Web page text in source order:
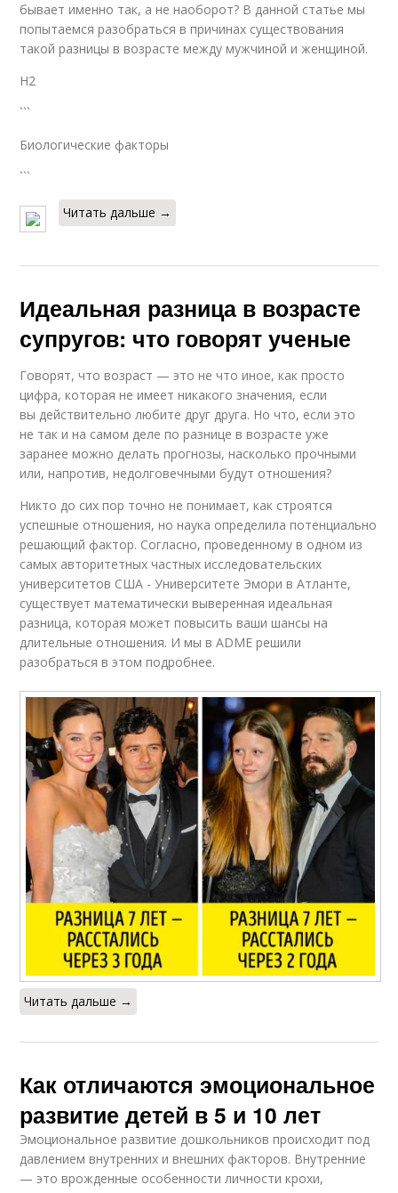
бывает именно так, а не наоборот? В данной статье мы
попытаемся разобраться в причинах существования
такой разницы в возрасте между мужчиной и женщиной.
H2
```
Биологические факторы
```
Читать дальше →
Идеальная разница в возрасте
супругов: что говорят ученые
Говорят, что возраст — это не что иное, как просто
цифра, которая не имеет никакого значения, если
вы действительно любите друг друга. Но что, если это
не так и на самом деле по разнице в возрасте уже
заранее можно делать прогнозы, насколько прочными
или, напротив, недолговечными будут отношения?
Никто до сих пор точно не понимает, как строятся
успешные отношения, но наука определила потенциально
решающий фактор. Согласно, проведенному в одном из
самых авторитетных частных исследовательских
университетов США - Университете Эмори в Атланте,
существует математически выверенная идеальная
разница, которая может повысить ваши шансы на
длительные отношения. И мы в ADME решили
разобраться в этом подробнее.
Читать дальше →
Как отличаются эмоциональное
развитие детей в 5 и 10 лет
Эмоциональное развитие дошкольников происходит под
давлением внутренних и внешних факторов. Внутренние
— это врожденные особенности личности крохи,